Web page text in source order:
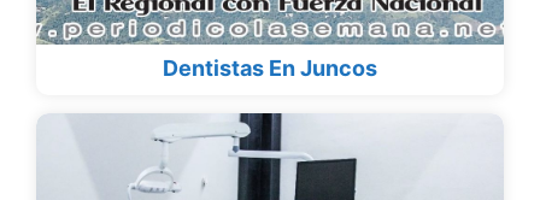
Dentistas En Juncos